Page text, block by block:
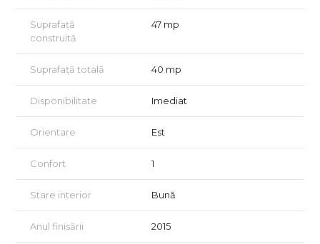
Certificatul energetic va fi disponibil la vanzare.
Acordam asistenta GRATUITA persoanelor care doresc
achizionarea prin credit!
de vizionare conform art 2.096-2.102 din Codului Civil.
Suprafață
construită
47 mp
Suprafață totală 40 mp
Disponibilitate Imediat
Orientare Est
Confort 1
Stare interior Bună
Anul finisării 2015